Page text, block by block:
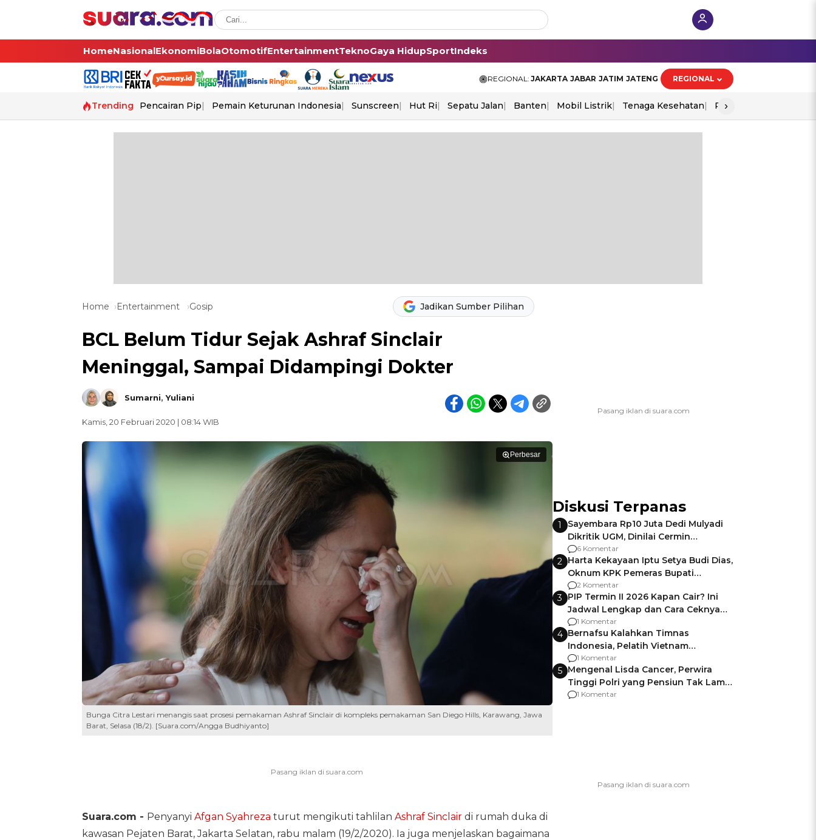
HomeNasionalEkonomiBolaOtomotifEntertainmentTeknoGaya HidupSportIndeks
REGIONAL: JAKARTA JABAR JATIM JATENG REGIONAL
Trending Pencairan Pip Pemain Keturunan Indonesia Sunscreen Hut Ri Sepatu Jalan Banten Mobil Listrik Tenaga Kesehatan Perang As-Iran
›
Home Entertainment Gosip Jadikan Sumber Pilihan
BCL Belum Tidur Sejak Ashraf Sinclair
Meninggal, Sampai Didampingi Dokter
Sumarni,Yuliani
Kamis, 20 Februari 2020 | 08:14 WIB
Perbesar
Bunga Citra Lestari menangis saat prosesi pemakaman Ashraf Sinclair di kompleks pemakaman San Diego Hills, Karawang, Jawa
Barat, Selasa (18/2). [Suara.com/Angga Budhiyanto]
Suara.com - Penyanyi Afgan Syahreza turut mengikuti tahlilan Ashraf Sinclairdi rumah duka di
kawasan Pejaten Barat, Jakarta Selatan, rabu malam (19/2/2020). Ia juga menjelaskan bagaimana
Diskusi Terpanas
1
Sayembara Rp10 Juta Dedi Mulyadi
Dikritik UGM, Dinilai Cermin
Gagalnya Negara Jamin Keamanan
6 Komentar
2 Harta Kekayaan Iptu Setya Budi Dias,
Oknum KPK Pemeras Bupati
Pemalang
2 Komentar
3 PIP Termin II 2026 Kapan Cair? Ini
Jadwal Lengkap dan Cara Ceknya
agar Dana Tidak Hangus!
1 Komentar
4 Bernafsu Kalahkan Timnas
Indonesia, Pelatih Vietnam
Berencana Pakai Jimat di Pakansari
1 Komentar
5 Mengenal Lisda Cancer, Perwira
Tinggi Polri yang Pensiun Tak Lama
Usai Jadi Brigjen
1 Komentar